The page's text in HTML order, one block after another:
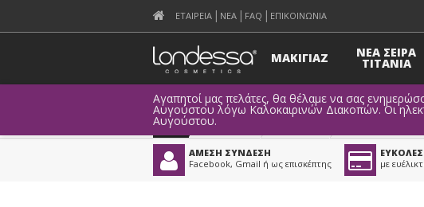
ΕΤΑΙΡΕΙΑ ΝΕΑ FAQ ΕΠΙΚΟΙΝΩΝΙΑ
ΜΑΚΙΓΙΑΖ ΝΕΑ ΣΕΙΡΑ
TITANIA
Αγαπητοί μας πελάτες, θα θέλαμε να σας ενημερώσουμε ότι
Αυγούστου λόγω Καλοκαιρινών Διακοπών. Οι ηλεκτρονικές
Αυγούστου. Προϊόντα
ΑΜΕΣΗ ΣΥΝΔΕΣΗ
Facebook, Gmail ή ως επισκέπτης
με